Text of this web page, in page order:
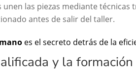
las piezas mediante técnicas
antes de salir del taller.
es el secreto detrás de la
y la formación